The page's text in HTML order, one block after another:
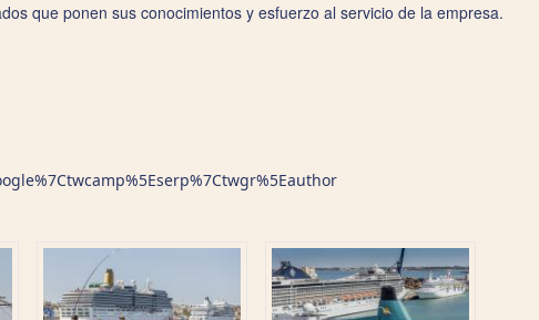
que ponen sus conocimientos y esfuerzo al servicio de la empresa.